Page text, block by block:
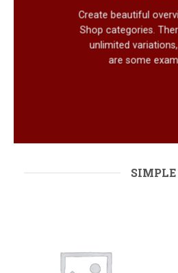
Create beautiful
Shop categories.
unlimited
are some
SIMPLE